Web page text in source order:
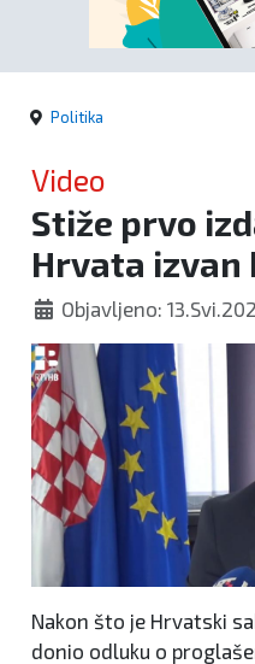
kronika
Politika
Zanimljivosti
Politika
Video
Stiže prvo
Hrvata izvan
Objavljeno:
Nakon što je Hrvatski
donio odluku o